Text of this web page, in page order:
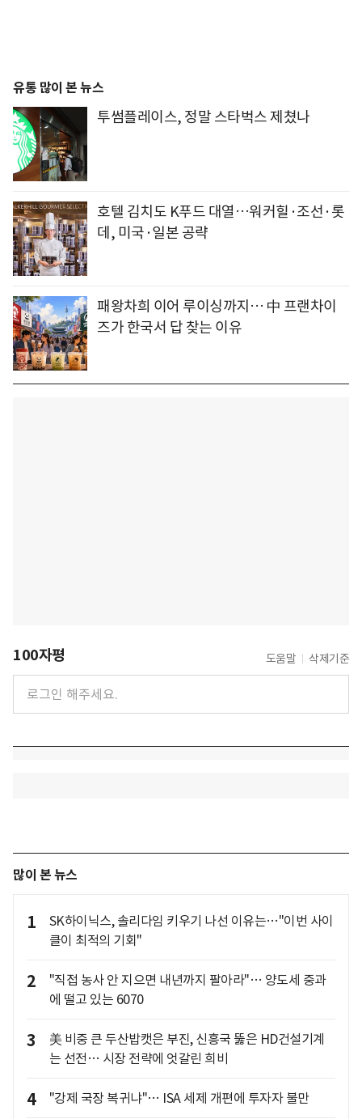
유통 많이 본 뉴스
투썸플레이스, 정말 스타벅스 제쳤나
호텔 김치도 K푸드 대열…워커힐·조선·롯
데, 미국·일본 공략
패왕차희 이어 루이싱까지… 中 프랜차이
즈가 한국서 답 찾는 이유
100자평 도움말 삭제기준
많이 본 뉴스
1
SK하이닉스, 솔리다임 키우기 나선 이유는…"이번 사이
클이 최적의 기회"
2
"직접 농사 안 지으면 내년까지 팔아라"… 양도세 중과
에 떨고 있는 6070
3
美 비중 큰 두산밥캣은 부진, 신흥국 뚫은 HD건설기계
는 선전… 시장 전략에 엇갈린 희비
4 "강제 국장 복귀냐"… ISA 세제 개편에 투자자 불만